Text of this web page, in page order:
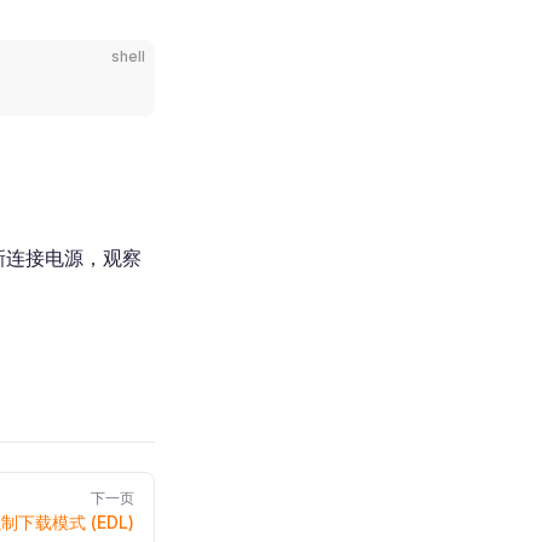
shell
接电源，观察
下一页
下载模式 (EDL)